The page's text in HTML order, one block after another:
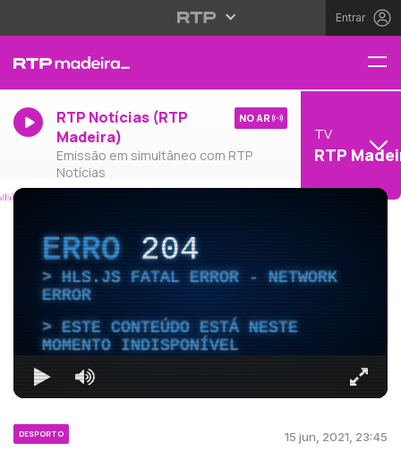
Entrar
RTP Notícias (RTP
Madeira)
Emissão em simultâneo com RTP
Notícias
NO AR
TV
RTP
ERRO204
HLS.JS FATAL ERROR - NETWORK
ERROR
ESTE CONTEÚDO ESTÁ NESTE
MOMENTO INDISPONÍVEL
DESPORTO 15 jun, 2021, 23:45